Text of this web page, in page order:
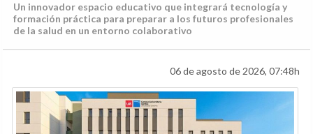
Un innovador espacio educativo que integrará tecnología y
formación práctica para preparar a los futuros profesionales
de la salud en un entorno colaborativo
06 de agosto de 2026, 07:48h